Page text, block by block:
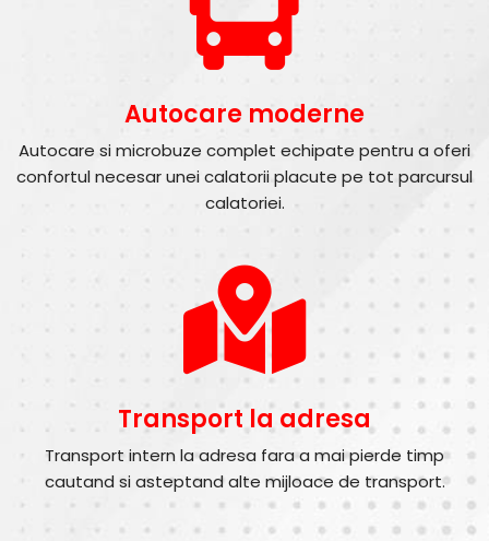
Autocare moderne
Autocare si microbuze complet echipate pentru a oferi
confortul necesar unei calatorii placute pe tot parcursul
calatoriei.
Transport la adresa
Transport intern la adresa fara a mai pierde timp
cautand si asteptand alte mijloace de transport.